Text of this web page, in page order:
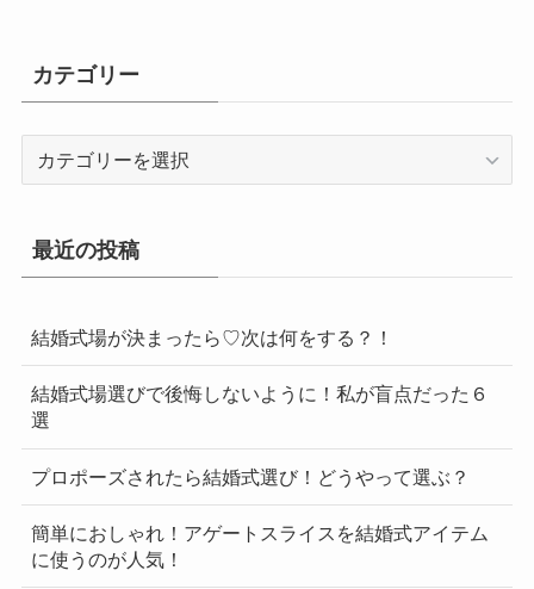
カテゴリー
リ
最近の投稿
結婚式場が決まったら♡次は何をする？！
結婚式場選びで後悔しないように！私が盲点だった６
選
プロポーズされたら結婚式選び！どうやって選ぶ？
簡単におしゃれ！アゲートスライスを結婚式アイテム
に使うのが人気！